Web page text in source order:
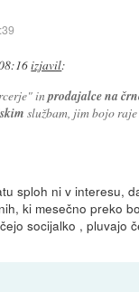
izjavil:
inprodajalce na
službam, jim bojo
sploh ni v interesu,
ki mesečno preko
socijalko , pluvajo